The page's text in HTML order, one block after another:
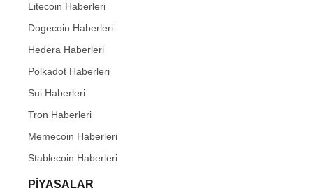
Litecoin Haberleri
Dogecoin Haberleri
Hedera Haberleri
Polkadot Haberleri
Sui Haberleri
Tron Haberleri
Memecoin Haberleri
Stablecoin Haberleri
PIYASALAR